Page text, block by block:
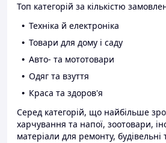
Топ категорій за кількістю
Техніка й електроніка
Товари для дому і саду
Авто- та мототовари
Одяг та взуття
Краса та здоров'я
Серед категорій, що найбільше
харчування та напої, зоотовари,
матеріали для ремонту, будівельні